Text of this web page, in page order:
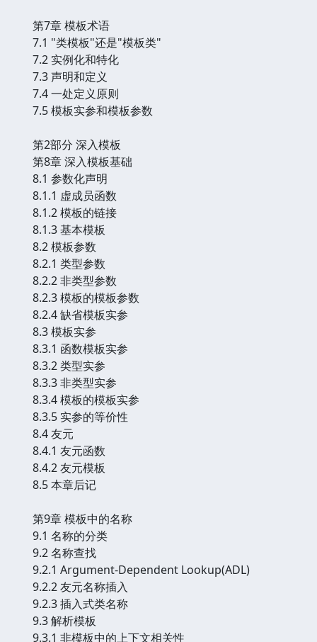
第7章 模板术语
7.1 "类模板"还是"模板类"
7.2 实例化和特化
7.3 声明和定义
7.4 一处定义原则
7.5 模板实参和模板参数
第2部分 深入模板
第8章 深入模板基础
8.1 参数化声明
8.1.1 虚成员函数
8.1.2 模板的链接
8.1.3 基本模板
8.2 模板参数
8.2.1 类型参数
8.2.2 非类型参数
8.2.3 模板的模板参数
8.2.4 缺省模板实参
8.3 模板实参
8.3.1 函数模板实参
8.3.2 类型实参
8.3.3 非类型实参
8.3.4 模板的模板实参
8.3.5 实参的等价性
8.4 友元
8.4.1 友元函数
8.4.2 友元模板
8.5 本章后记
第9章 模板中的名称
9.1 名称的分类
9.2 名称查找
9.2.1 Argument-Dependent Lookup(ADL)
9.2.2 友元名称插入
9.2.3 插入式类名称
9.3 解析模板
9.3.1 非模板中的上下文相关性